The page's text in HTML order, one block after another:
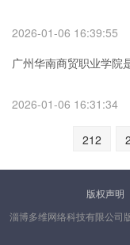
2026-01-06 16:39:55
广州华南商贸职业学院
2026-01-06 16:31:34
212
版权声明
淄博多维网络科技有限公司